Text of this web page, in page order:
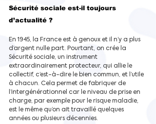
Sécurité sociale est-il toujours
d’actualité ?
En 1945, la France est à genoux et il n’y a plus
d’argent nulle part. Pourtant, on crée la
Sécurité sociale, un instrument
extraordinairement protecteur, qui allie le
collectif, c’est-à-dire le bien commun, et l’utile
à chacun. Cela permet de fabriquer de
l’intergénérationnel car le niveau de prise en
charge, par exemple pour le risque maladie,
est le même qu’on ait travaillé quelques
années ou plusieurs décennies.